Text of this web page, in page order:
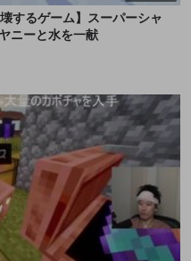
するゲーム】スーパーシャ
ニーと水を一献